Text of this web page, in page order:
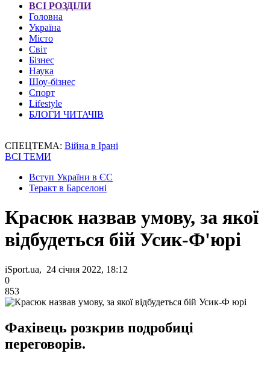
ВСІ РОЗДІЛИ
Головна
Україна
Місто
Світ
Бізнес
Наука
Шоу-бізнес
Спорт
Lifestyle
БЛОГИ ЧИТАЧІВ
СПЕЦТЕМА: Війна в Ірані
ВСІ ТЕМИ
Вступ України в ЄС
Теракт в Барселоні
Красюк назвав умову, за якої
відбудеться бій Усик-Ф'юрі
iSport.ua, 24 січня 2022, 18:12
0
853
Фахівець розкрив подробиці
переговорів.